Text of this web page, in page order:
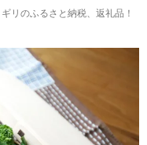
リのふるさと納税、返礼品！